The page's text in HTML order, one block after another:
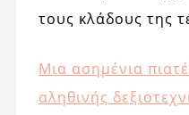
τους κλάδους της
Μια ασημένια
αληθινής